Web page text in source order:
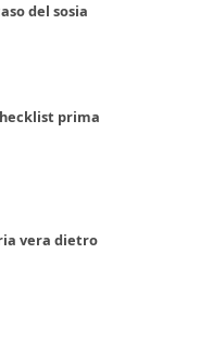
del sosia
prima
vera dietro